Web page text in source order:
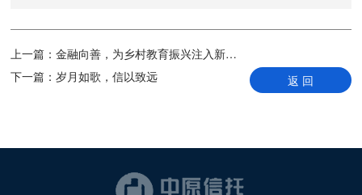
上一篇：金融向善，为乡村教育振兴注入新动能
下一篇：岁月如歌，信以致远 返 回